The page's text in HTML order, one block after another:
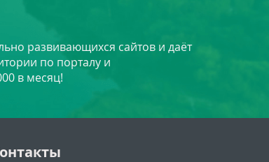
развивающихся сайтов и даёт
по порталу и
в месяц!